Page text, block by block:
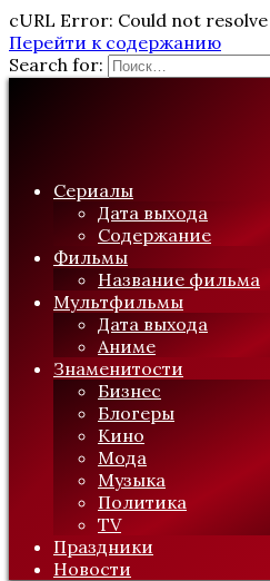
cURL Error: Could not
Перейти к содержанию
Search for:
Сериалы
Дата выхода
Содержание
Фильмы
Название фильма
Мультфильмы
Дата выхода
Аниме
Знаменитости
Бизнес
Блогеры
Кино
Мода
Музыка
Политика
TV
Праздники
Новости